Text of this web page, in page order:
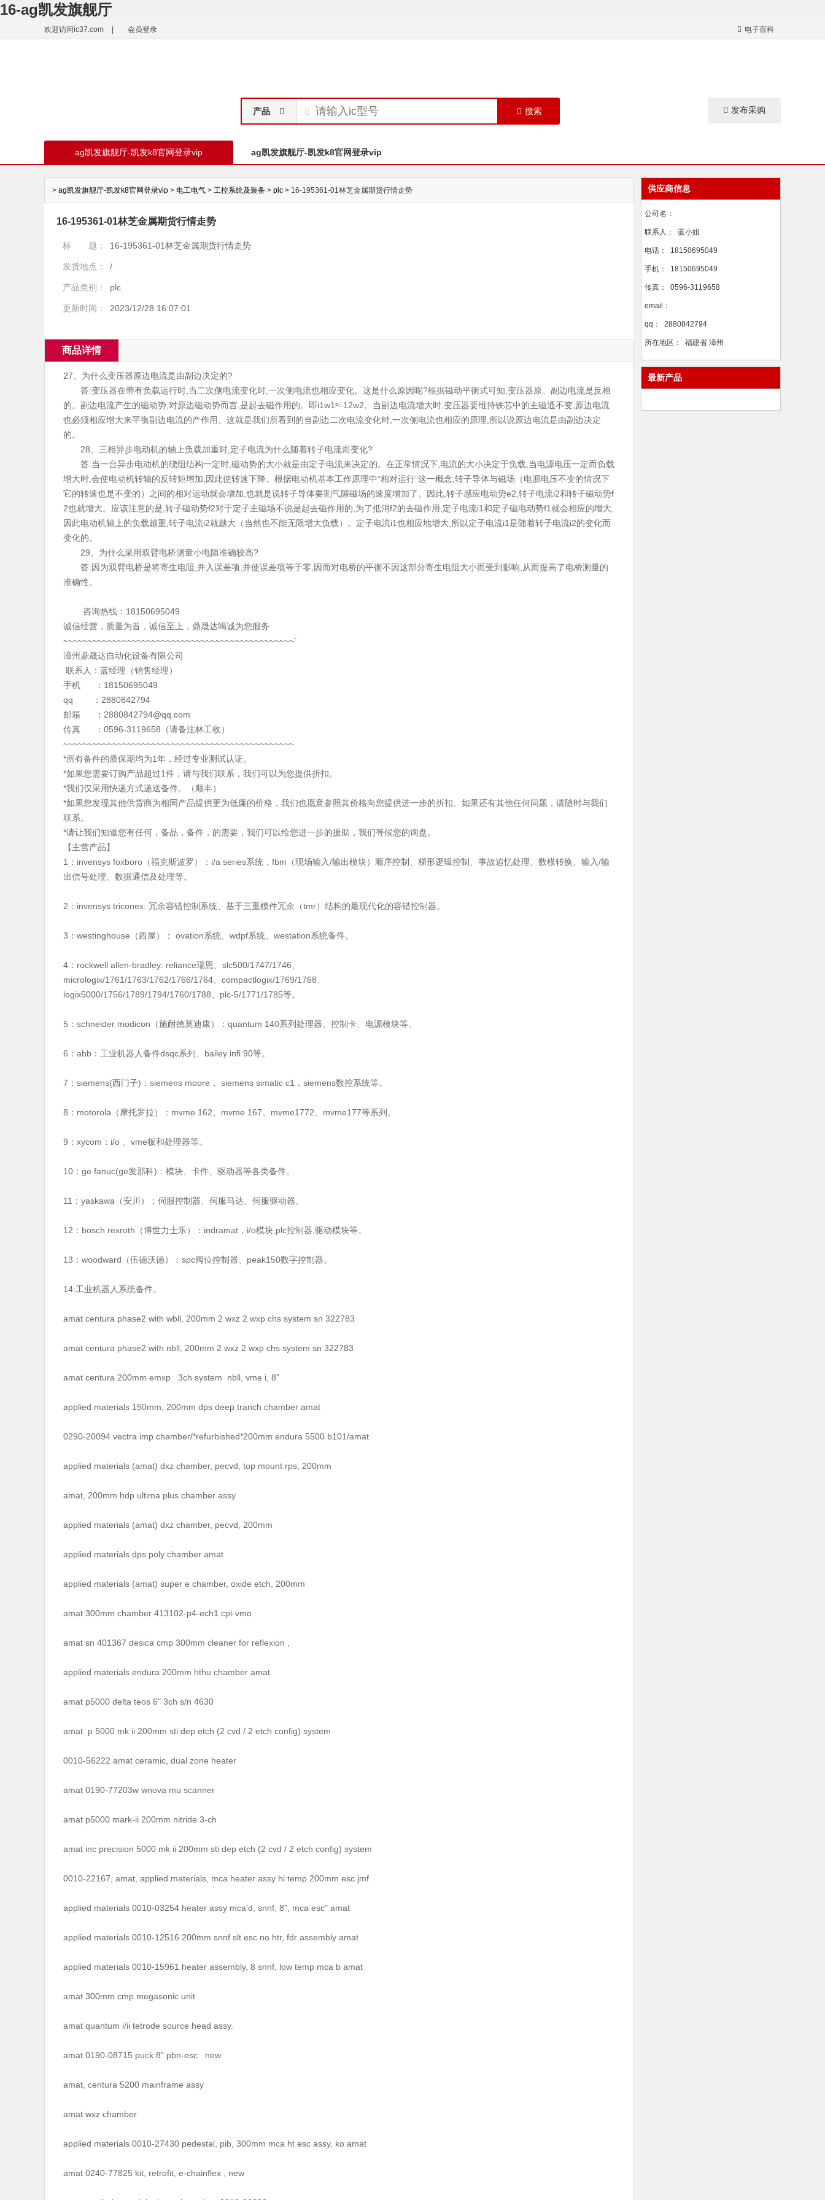
16-ag凯发旗舰厅
欢迎访问ic37.com 会员登录 电子百科
产品 搜索 发布采购
ag凯发旗舰厅-凯发k8官网登录vip ag凯发旗舰厅-凯发k8官网登录vip
> ag凯发旗舰厅-凯发k8官网登录vip > 电工电气 > 工控系统及装备 > plc > 16-195361-01林芝金属期货行情走势
16-195361-01林芝金属期货行情走势
标 题： 16-195361-01林芝金属期货行情走势
发货地点： /
产品类别： plc
更新时间： 2023/12/28 16:07:01
商品详情
27、为什么变压器原边电流是由副边决定的?
答:变压器在带有负载运行时,当二次侧电流变化时,一次侧电流也相应变化。这是什么原因呢?根据磁动平衡式可知,变压器原、副边电流是反相
的。副边电流产生的磁动势,对原边磁动势而言,是起去磁作用的。即i1w1≈-12w2。当副边电流增大时,变压器要维持铁芯中的主磁通不变,原边电流
也必须相应增大来平衡副边电流的产作用。这就是我们所看到的当副边二次电流变化时,一次侧电流也相应的原理,所以说原边电流是由副边决定
的。
28、三相异步电动机的轴上负载加重时,定子电流为什么随着转子电流而变化?
答:当一台异步电动机的绕组结构一定时,磁动势的大小就是由定子电流来决定的。在正常情况下,电流的大小决定于负载,当电源电压一定而负载
增大时,会使电动机转轴的反转矩增加,因此使转速下降。根据电动机基本工作原理中“相对运行”这一概念,转子导体与磁场（电源电压不变的情况下
它的转速也是不变的）之间的相对运动就会增加,也就是说转子导体要割气隙磁场的速度增加了。因此,转子感应电动势e2,转子电流i2和转子磁动势f
2也就增大。应该注意的是,转子磁动势f2对于定子主磁场不说是起去磁作用的,为了抵消f2的去磁作用,定子电流i1和定子磁电动势f1就会相应的增大,
因此电动机轴上的负载越重,转子电流i2就越大（当然也不能无限增大负载）。定子电流i1也相应地增大,所以定子电流i1是随着转子电流i2的变化而
变化的。
29、为什么采用双臂电桥测量小电阻准确较高?
答:因为双臂电桥是将寄生电阻,并入误差项,并使误差项等于零,因而对电桥的平衡不因这部分寄生电阻大小而受到影响,从而提高了电桥测量的
准确性。
咨询热线：18150695049
诚信经营，质量为首，诚信至上，鼎晟达竭诚为您服务
~~~~~~~~~~~~~~~~~~~~~~~~~~~~~~~~~~~~~~~~~~~~~~~`
漳州鼎晟达自动化设备有限公司
联系人：蓝经理（销售经理）
手机 ：18150695049
qq ：2880842794
邮箱 ： 2880842794@qq.com
传真 ：0596-3119658（请备注林工收）
~~~~~~~~~~~~~~~~~~~~~~~~~~~~~~~~~~~~~~~~~~~~~~~
*所有备件的质保期均为1年，经过专业测试认证。
*如果您需要订购产品超过1件，请与我们联系，我们可以为您提供折扣。
*我们仅采用快递方式递送备件。（顺丰）
*如果您发现其他供货商为相同产品提供更为低廉的价格，我们也愿意参照其价格向您提供进一步的折扣。如果还有其他任何问题，请随时与我们
联系。
*请让我们知道您有任何，备品，备件，的需要，我们可以给您进一步的援助，我们等候您的询盘。
【主营产品】
1：invensys foxboro（福克斯波罗）：i/a series系统，fbm（现场输入/输出模块）顺序控制、梯形逻辑控制、事故追忆处理、数模转换、输入/输
出信号处理、数据通信及处理等。
2：invensys triconex: 冗余容错控制系统、基于三重模件冗余（tmr）结构的最现代化的容错控制器。
3：westinghouse（西屋）： ovation系统、wdpf系统、westation系统备件。
4：rockwell allen-bradley: reliance瑞恩、slc500/1747/1746、
micrologix/1761/1763/1762/1766/1764、compactlogix/1769/1768、
logix5000/1756/1789/1794/1760/1788、plc-5/1771/1785等。
5：schneider modicon（施耐德莫迪康）：quantum 140系列处理器、控制卡、电源模块等。
6：abb：工业机器人备件dsqc系列、bailey infi 90等。
7：siemens(西门子)：siemens moore， siemens simatic c1，siemens数控系统等。
8：motorola（摩托罗拉）：mvme 162、mvme 167、mvme1772、mvme177等系列。
9：xycom：i/o 、vme板和处理器等。
10：ge fanuc(ge发那科)：模块、卡件、驱动器等各类备件。
11：yaskawa（安川）：伺服控制器、伺服马达、伺服驱动器。
12：bosch rexroth（博世力士乐）：indramat，i/o模块,plc控制器,驱动模块等。
13：woodward（伍德沃德）：spc阀位控制器、peak150数字控制器。
14:工业机器人系统备件。
amat centura phase2 with wbll, 200mm 2 wxz 2 wxp chs system sn 322783
amat centura phase2 with nbll, 200mm 2 wxz 2 wxp chs system sn 322783
amat centura 200mm emxp 3ch system nbll, vme i, 8"
applied materials 150mm, 200mm dps deep tranch chamber amat
0290-20094 vectra imp chamber/*refurbished*200mm endura 5500 b101/amat
applied materials (amat) dxz chamber, pecvd, top mount rps, 200mm
amat, 200mm hdp ultima plus chamber assy
applied materials (amat) dxz chamber, pecvd, 200mm
applied materials dps poly chamber amat
applied materials (amat) super e chamber, oxide etch, 200mm
amat 300mm chamber 413102-p4-ech1 cpi-vmo
amat sn 401367 desica cmp 300mm cleaner for reflexion ,
applied materials endura 200mm hthu chamber amat
amat p5000 delta teos 6" 3ch s/n 4630
amat p 5000 mk ii 200mm sti dep etch (2 cvd / 2 etch config) system
0010-56222 amat ceramic, dual zone heater
amat 0190-77203w wnova mu scanner
amat p5000 mark-ii 200mm nitride 3-ch
amat inc precision 5000 mk ii 200mm sti dep etch (2 cvd / 2 etch config) system
0010-22167, amat, applied materials, mca heater assy hi temp 200mm esc jmf
applied materials 0010-03254 heater assy mca'd, snnf, 8", mca esc" amat
applied materials 0010-12516 200mm snnf slt esc no htr, fdr assembly amat
applied materials 0010-15961 heater assembly, 8 snnf, low temp mca b amat
amat 300mm cmp megasonic unit
amat quantum i/ii tetrode source head assy.
amat 0190-08715 puck 8" pbn-esc new
amat, centura 5200 mainframe assy
amat wxz chamber
applied materials 0010-27430 pedestal, pib, 300mm mca ht esc assy, ko amat
amat 0240-77825 kit, retrofit, e-chainflex , new
供应商信息
公司名：
联系人： 蓝小姐
电话： 18150695049
手机： 18150695049
传真： 0596-3119658
email：
qq： 2880842794
所在地区： 福建省 漳州
最新产品